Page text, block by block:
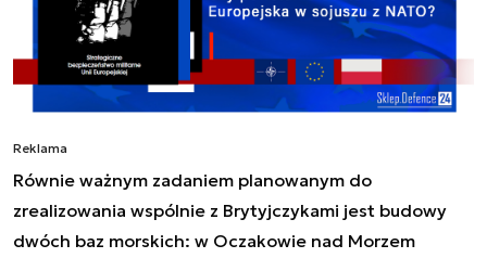
Reklama
Równie ważnym zadaniem planowanym do
zrealizowania wspólnie z Brytyjczykami jest budowy
dwóch baz morskich: w Oczakowie nad Morzem